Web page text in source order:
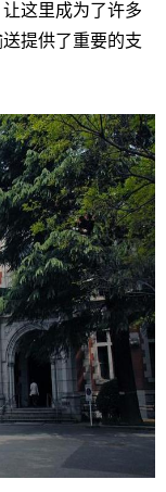
这里成为了许多
提供了重要的支